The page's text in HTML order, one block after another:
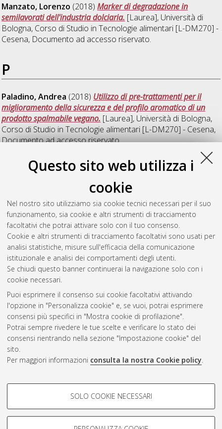
Questo sito web utilizza i
cookie
Nel nostro sito utilizziamo sia cookie tecnici necessari per il suo
funzionamento, sia cookie e altri strumenti di tracciamento
facoltativi che potrai attivare solo con il tuo consenso.
Cookie e altri strumenti di tracciamento facoltativi sono usati per
analisi statistiche, misure sull'efficacia della comunicazione
istituzionale e analisi dei comportamenti degli utenti.
Se chiudi questo banner continuerai la navigazione solo con i
cookie necessari.
Puoi esprimere il consenso sui cookie facoltativi attivando
l'opzione in "Personalizza cookie" e, se vuoi, potrai esprimere
consensi più specifici in "Mostra cookie di profilazione".
Potrai sempre rivedere le tue scelte e verificare lo stato dei
consensi rientrando nella sezione "Impostazione cookie" del
sito.
Per maggiori informazioni consulta la nostra Cookie policy.
COOKIE DI PROFILAZIONE -
Si tratta di cookie utilizzati per analizzare le caratteristiche della
navigazione degli utenti, creare profili in base al loro comportamento
SOLO COOKIE NECESSARI
Manzato, Lorenzo (2018)Marker di degradazione in
semilavorati dell'industria dolciaria. [Laurea], Università di
Bologna, Corso di Studio inTecnologie alimentari [L-DM270] -
Cesena, Documento ad accesso riservato.
P
Paladino, Andrea (2018) Utilizzo di pre-trattamenti per il
miglioramento della sicurezza e del profilo aromatico di un
prodotto spalmabile vegano. [Laurea], Università di Bologna,
Corso di Studio inTecnologie alimentari [L-DM270] - Cesena,
Documento ad accesso riservato.
[Laurea], Università di Bologna, Corso di Studio inTecnologie
alimentari [L-DM270] - Cesena, Documento ad accesso
riservato.
Questa lista e' stata generata ilSat Aug 8 22:22:03 2026
CEST
Atom
Rss 1.0
Rss 2.0
AMS Laurea
Impostazioni Cookie
Informativa sulla privacy
Condizioni d’uso del sito